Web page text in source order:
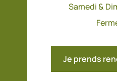
Samedi &
Je prends